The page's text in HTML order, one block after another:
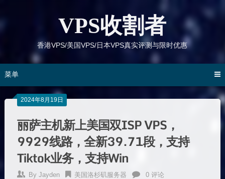
VPS收割者
香港VPS/美国VPS/日本VPS真实评测与限时优惠
菜单
2024年8月19日
丽萨主机新上美国双ISP VPS，
9929线路，全新39.71段，支持
Tiktok业务，支持Win
By Jayden 美国洛杉矶服务器 0 评论